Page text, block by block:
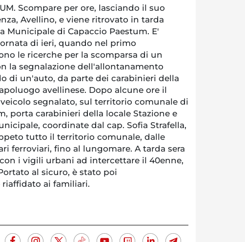
Scompare per ore, lasciando il suo
Avellino, e viene ritrovato in tarda
Municipale di Capaccio Paestum. E'
di ieri, quando nel primo
le ricerche per la scomparsa di un
la segnalazione dell'allontanamento
di un'auto, da parte dei carabinieri della
avellinese. Dopo alcune ore il
segnalato, sul territorio comunale di
porta carabinieri della locale Stazione e
coordinate dal cap. Sofia Strafella,
tutto il territorio comunale, dalle
ferroviari, fino al lungomare. A tarda sera
i vigili urbani ad intercettare il 40enne,
al sicuro, è stato poi
ai familiari.